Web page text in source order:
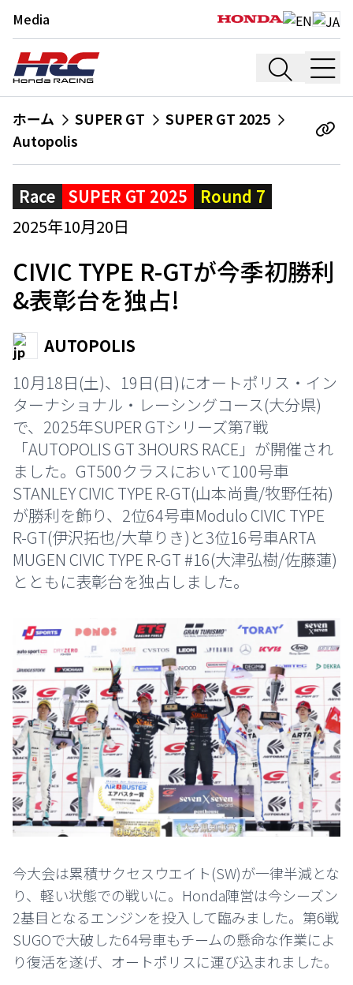
Media
ホーム SUPER GT
SUPER GT 2025
Autopolis
Race SUPER GT 2025
Round 7
2025年10月20日
CIVIC TYPE R-GTが今季初勝利
&表彰台を独占!
AUTOPOLIS
10月18日(土)、19日(日)にオートポリス・イン
ターナショナル・レーシングコース(大分県)
で、2025年SUPER GTシリーズ第7戦
「AUTOPOLIS GT 3HOURS RACE」が開催され
ました。GT500クラスにおいて100号車
STANLEY CIVIC TYPE R-GT(山本尚貴/牧野任祐)
が勝利を飾り、2位64号車Modulo CIVIC TYPE
R-GT(伊沢拓也/大草りき)と3位16号車ARTA
MUGEN CIVIC TYPE R-GT #16(大津弘樹/佐藤蓮)
とともに表彰台を独占しました。
今大会は累積サクセスウエイト(SW)が一律半減とな
り、軽い状態での戦いに。Honda陣営は今シーズン
2基目となるエンジンを投入して臨みました。第6戦
SUGOで大破した64号車もチームの懸命な作業によ
り復活を遂げ、オートポリスに運び込まれました。